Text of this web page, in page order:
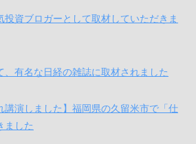
る著者・タクスズキについて実
FP資格を持つ横山さんと同じページに